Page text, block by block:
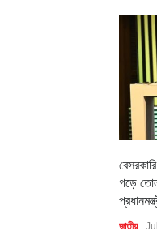
গড়ে
জাতীয়